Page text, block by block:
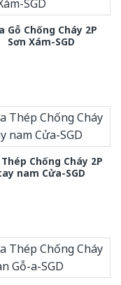
Gỗ Chống Cháy 2P
Sơn Xám-SGD
Chống Cháy 2P
nam Cửa-SGD